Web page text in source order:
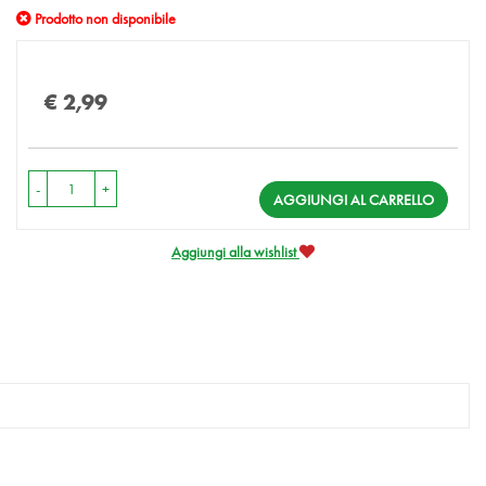
Prodotto non disponibile
€ 2,99
- +
AGGIUNGI AL CARRELLO
Aggiungi alla wishlist